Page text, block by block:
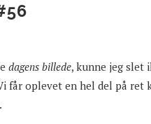
dagens billede, kunne jeg slet
får oplevet en hel del på ret